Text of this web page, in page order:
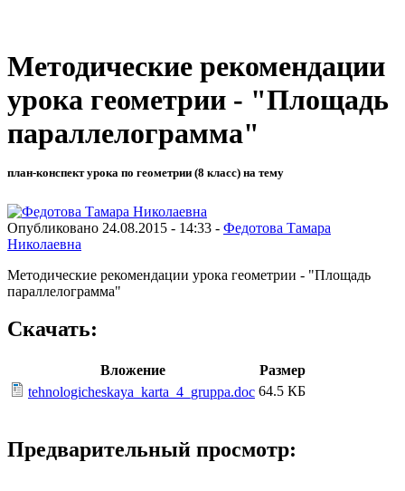
Методические рекомендации
урока геометрии - "Площадь
параллелограмма"
план-конспект урока по геометрии (8 класс) на тему
Опубликовано 24.08.2015 - 14:33 - Федотова Тамара
Николаевна
Методические рекомендации урока геометрии - "Площадь
параллелограмма"
Скачать:
Вложение
Размер
tehnologicheskaya_karta_4_gruppa.doc 64.5 КБ
Предварительный просмотр: